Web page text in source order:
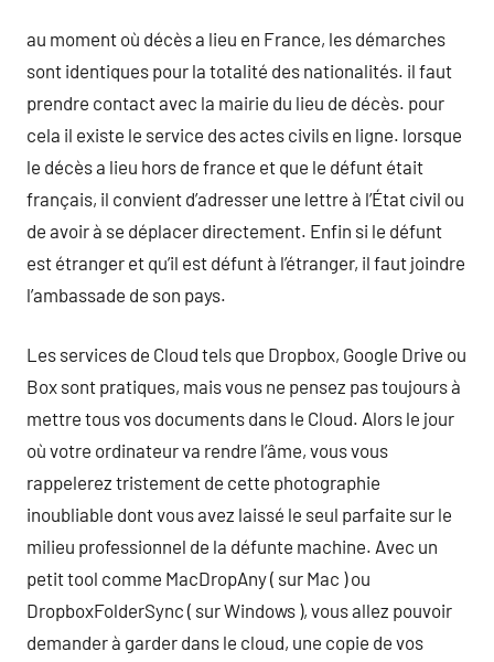
au moment où décès a lieu en France, les démarches
sont identiques pour la totalité des nationalités. il faut
prendre contact avec la mairie du lieu de décès. pour
cela il existe le service des actes civils en ligne. lorsque
le décès a lieu hors de france et que le défunt était
français, il convient d’adresser une lettre à l’État civil ou
de avoir à se déplacer directement. Enfin si le défunt
est étranger et qu’il est défunt à l’étranger, il faut joindre
l’ambassade de son pays.
Les services de Cloud tels que Dropbox, Google Drive ou
Box sont pratiques, mais vous ne pensez pas toujours à
mettre tous vos documents dans le Cloud. Alors le jour
où votre ordinateur va rendre l’âme, vous vous
rappelerez tristement de cette photographie
inoubliable dont vous avez laissé le seul parfaite sur le
milieu professionnel de la défunte machine. Avec un
petit tool comme MacDropAny ( sur Mac ) ou
DropboxFolderSync ( sur Windows ), vous allez pouvoir
demander à garder dans le cloud, une copie de vos